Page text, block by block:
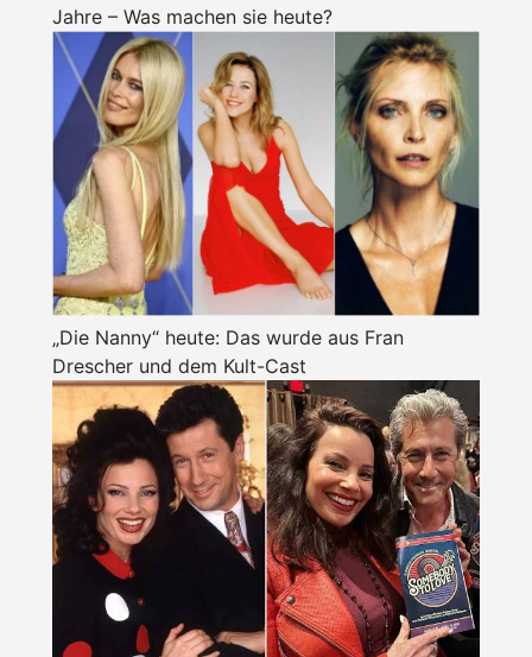
Jahre – Was machen sie heute?
„Die Nanny“ heute: Das wurde aus Fran
Drescher und dem Kult-Cast